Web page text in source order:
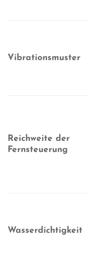
Vibrationsmuster
Reichweite der
Fernsteuerung
Wasserdichtigkeit